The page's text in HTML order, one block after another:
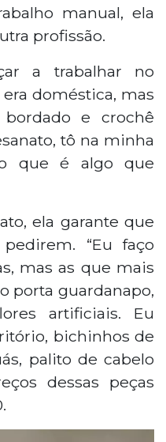
manual, ela
profissão.
a trabalhar no
doméstica, mas
e crochê
tô na minha
que é algo que
ela garante que
“Eu faço
mas as que mais
porta guardanapo,
artificiais. Eu
bichinhos de
palito de cabelo
dessas peças